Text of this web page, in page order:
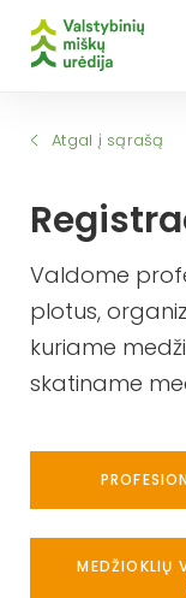
Atgal į sąrašą
Valdome
plotus,
kuriame
skatiname
MEDŽIOKLIŲ